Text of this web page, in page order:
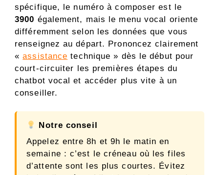
spécifique, le numéro à composer est le
3900 également, mais le menu vocal oriente
différemment selon les données que vous
renseignez au départ. Prononcez clairement
«assistance technique » dès le début pour
court-circuiter les premières étapes du
chatbot vocal et accéder plus vite à un
conseiller.
Notre conseil
Appelez entre 8h et 9h le matin en
semaine : c’est le créneau où les files
d’attente sont les plus courtes. Évitez